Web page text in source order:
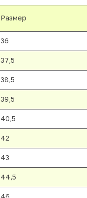
Размер
36
37,5
38,5
39,5
40,5
42
43
44,5
46